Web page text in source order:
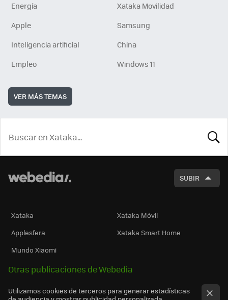
Energía
Xataka Movilidad
Apple
Samsung
Inteligencia artificial
China
Empleo
Windows 11
VER MÁS TEMAS
SUBIR
Xataka
Xataka Móvil
Applesfera
Xataka Smart Home
Mundo Xiaomi
Otras publicaciones de Webedia
Utilizamos cookies de terceros para generar estadísticas